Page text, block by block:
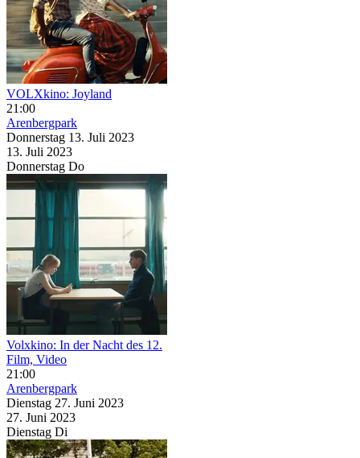
VOLXkino: Joyland
21:00
Arenbergpark
Donnerstag 13. Juli 2023
13. Juli 2023
Donnerstag Do
Volxkino: In der Nacht des 12.
Film, Video
21:00
Arenbergpark
Dienstag 27. Juni 2023
27. Juni 2023
Dienstag Di